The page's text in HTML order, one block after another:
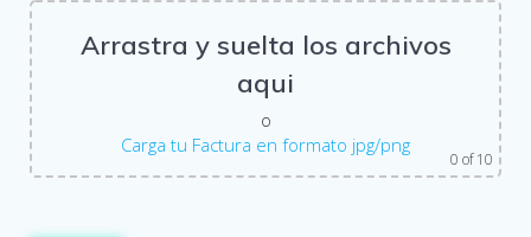
Arrastra y suelta los archivos
aqui
o
Carga tu Factura en formato jpg/png
0 of 10